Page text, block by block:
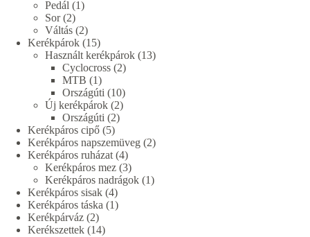
Pedál 11
Sor 22
termék
Váltás 22
termék
Kerékpárok 1515
termék
Használt kerékpárok 1313
Cyclocross 22
MTB 11
termék
Országúti 1010
termék
Új kerékpárok 22
termék
Országúti 22
Kerékpáros cipő 55
termék
Kerékpáros napszemüveg 22
Kerékpáros ruházat 44
termék
Kerékpáros mez 33
termék
Kerékpáros nadrágok 11
Kerékpáros sisak 44
termék
Kerékpáros táska 11
Kerékpárváz 22
termék
Kerékszettek 1414